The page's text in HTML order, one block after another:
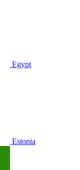
Egypt
Estonia